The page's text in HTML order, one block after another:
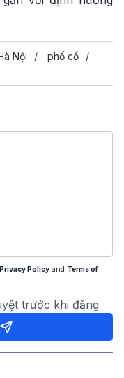
Nội
phố cổ
Privacy Policy and Terms of
trước khi đăng